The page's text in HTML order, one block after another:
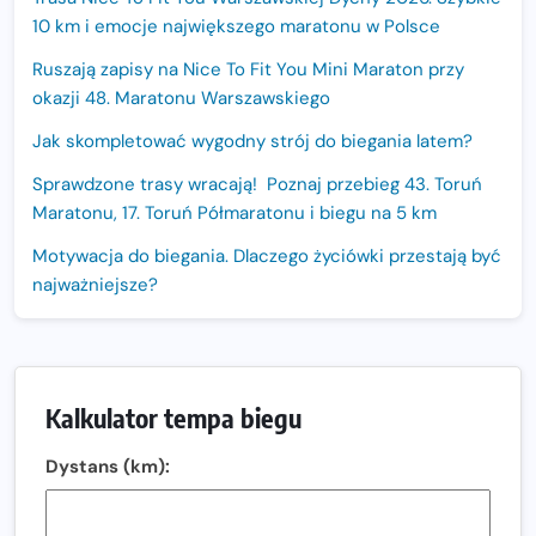
10 km i emocje największego maratonu w Polsce
Ruszają zapisy na Nice To Fit You Mini Maraton przy
okazji 48. Maratonu Warszawskiego
Jak skompletować wygodny strój do biegania latem?
Sprawdzone trasy wracają! Poznaj przebieg 43. Toruń
Maratonu, 17. Toruń Półmaratonu i biegu na 5 km
Motywacja do biegania. Dlaczego życiówki przestają być
najważniejsze?
Sprawdzony przebieg i profil stworzony do szybkiego
biegania
Kalkulator tempa biegu
Dystans (km):